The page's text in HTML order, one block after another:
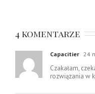
4 komentarze
Capacitier 24
Czakałam,
rozwiązania w